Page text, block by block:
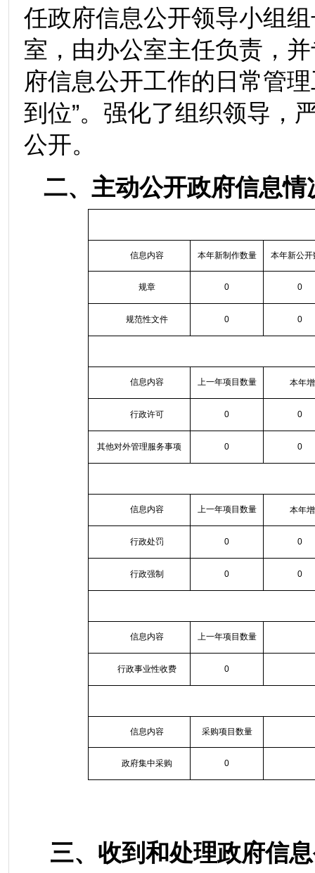
任政府信息公开领导小组
室，由办公室主任负责，
府信息公开工作的日常管
到位”。强化了组织领导，
公开。
二、主动公开政府信息情
信息内容 本年新制作数量 本年新公开
规章 0 0
规范性文件 0 0
信息内容 上一年项目数量 本年增
行政许可 0 0
其他对外管理服务事项 0 0
信息内容 上一年项目数量 本年增
行政处罚 0 0
行政强制 0 0
信息内容 上一年项目数量
行政事业性收费 0
信息内容 采购项目数量
政府集中采购 0
三、收到和处理政府信